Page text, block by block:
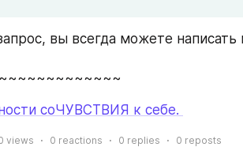
вы всегда можете написать
соЧУВСТВИЯ к себе.
views 0 reactions 0 replies 0 reposts